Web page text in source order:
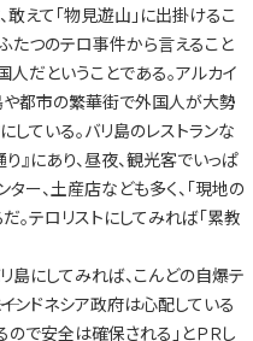
敢えて「物見遊山」に出掛けるこ
たつのテロ事件から言えること
人だということである。アルカイ
や都市の繁華街で外国人が大勢
ている。バリ島のレストランな
』にあり、昼夜、観光客でいっぱ
ー、土産店なども多く、「現地の
。テロリストにしてみれば「累教
にしてみれば、こんどの自爆テ
ンドネシア政府は心配している
ので安全は確保される」とＰＲし